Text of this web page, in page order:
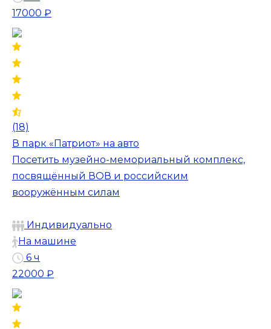
17000 ₽
(18)
В парк «Патриот» на авто
Посетить музейно-мемориальный комплекс,
посвящённый ВОВ и российским
вооружённым силам
Индивидуально
На машине
6 ч
22000 ₽